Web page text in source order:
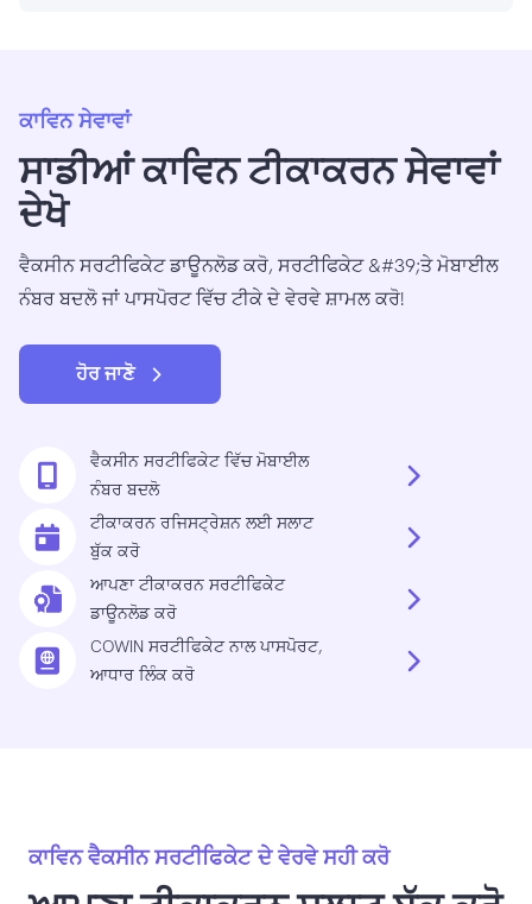
ਕਾਵਿਨ ਸੇਵਾਵਾਂ
ਸਾਡੀਆਂ ਕਾਵਿਨ ਟੀਕਾਕਰਨ ਸੇਵਾਵਾਂ
ਦੇਖੋ
ਵੈਕਸੀਨ ਸਰਟੀਫਿਕੇਟ ਡਾਊਨਲੋਡ ਕਰੋ, ਸਰਟੀਫਿਕੇਟ &#39;ਤੇ ਮੋਬਾਈਲ
ਨੰਬਰ ਬਦਲੋ ਜਾਂ ਪਾਸਪੋਰਟ ਵਿੱਚ ਟੀਕੇ ਦੇ ਵੇਰਵੇ ਸ਼ਾਮਲ ਕਰੋ!
ਹੋਰ ਜਾਣੋ
ਵੈਕਸੀਨ ਸਰਟੀਫਿਕੇਟ ਵਿੱਚ ਮੋਬਾਈਲ
ਨੰਬਰ ਬਦਲੋ
ਟੀਕਾਕਰਨ ਰਜਿਸਟ੍ਰੇਸ਼ਨ ਲਈ ਸਲਾਟ
ਬੁੱਕ ਕਰੋ
ਆਪਣਾ ਟੀਕਾਕਰਨ ਸਰਟੀਫਿਕੇਟ
ਡਾਊਨਲੋਡ ਕਰੋ
COWIN ਸਰਟੀਫਿਕੇਟ ਨਾਲ ਪਾਸਪੋਰਟ,
ਆਧਾਰ ਲਿੰਕ ਕਰੋ
ਕਾਵਿਨ ਵੈਕਸੀਨ ਸਰਟੀਫਿਕੇਟ ਦੇ ਵੇਰਵੇ ਸਹੀ ਕਰੋ